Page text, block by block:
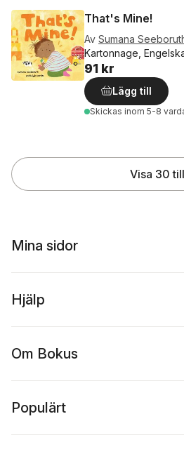
That's Mine!
Av Sumana
Kartonnage,
91 kr
Lägg till
Skickas inom 5-8
Visa 30 till
Mina sidor
Hjälp
Om Bokus
Populärt